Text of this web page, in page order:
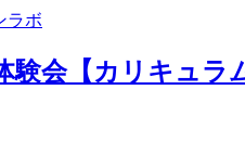
験会【カリキュラ